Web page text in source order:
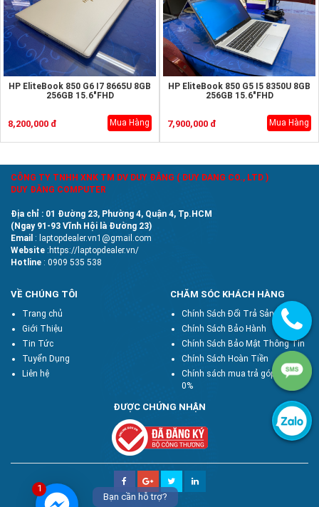
1
Bạn cần hỗ trợ?
HP EliteBook 850 G6 I7 8665U 8GB
256GB 15.6"FHD
8,200,000 đ Mua Hàng
HP EliteBook 850 G5 I5 8350U 8GB
256GB 15.6"FHD
7,900,000 đ Mua Hàng
CÔNG TY TNHH XNK TM DV DUY ĐĂNG ( DUY DANG CO., LTD )
DUY ĐĂNG COMPUTER
Địa chỉ : 01 Đường 23, Phường 4, Quận 4, Tp.HCM
(Ngay 91-93 Vĩnh Hội là Đường 23)
Email : laptopdealer.vn1@gmail.com
Website :https://laptopdealer.vn/
Hotline : 0909 535 538
VỀ CHÚNG TÔI
Trang chủ
Giới Thiệu
Tin Tức
Tuyển Dụng
Liên hệ
CHĂM SÓC KHÁCH HÀNG
Chính Sách Đổi Trả Sản Phẩm
Chính Sách Bảo Hành
Chính Sách Bảo Mật Thông Tin
Chính Sách Hoàn Tiền
Chính sách mua trả góp lãi suất
0%
ĐƯỢC CHỨNG NHẬN